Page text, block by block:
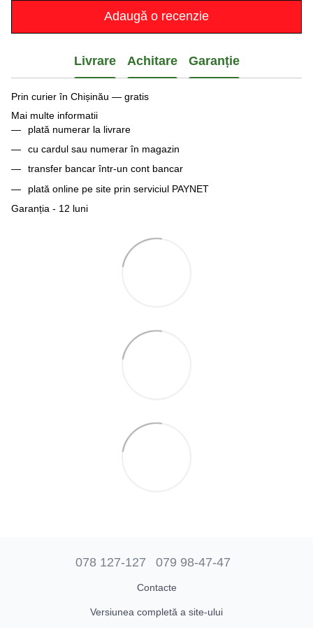
Adaugă o recenzie
Livrare Achitare Garanție
Prin curier în Chișinău — gratis
Mai multe informatii
plată numerar la livrare
cu cardul sau numerar în magazin
transfer bancar într-un cont bancar
plată online pe site prin serviciul PAYNET
Garanția - 12 luni
078 127-127 079 98-47-47
Contacte
Versiunea completă a site-ului